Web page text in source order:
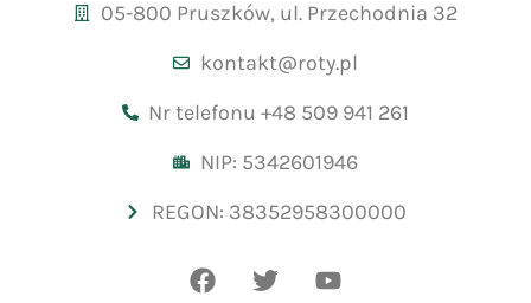
05-800 Pruszków, ul. Przechodnia 32
kontakt@roty.pl
Nr telefonu +48 509 941 261
NIP: 5342601946
REGON: 38352958300000